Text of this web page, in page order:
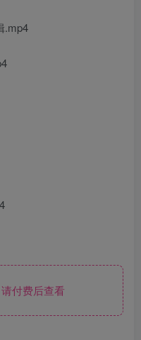
.mp4
付费后查看